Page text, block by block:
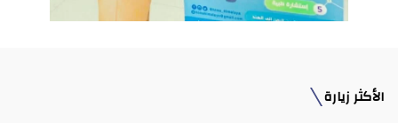
الأكثر زيارة